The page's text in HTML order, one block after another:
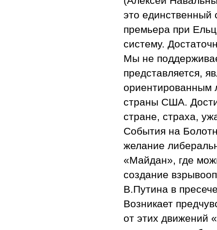
это единственный
премьера при
систему.
Мы не
представляется,
ориентированным
страны США.
стране, страха,
События на
желание
«Майдан», где
создание
В.Путина в
Возникает
от этих движений